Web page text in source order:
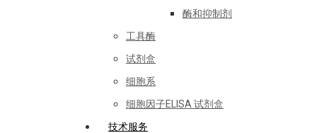
酶和抑制剂
工具酶
试剂盒
细胞系
细胞因子ELISA 试剂盒
技术服务